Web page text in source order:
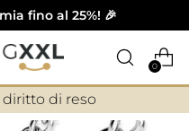
fino al 25%! 🎉
0
✕
di reso